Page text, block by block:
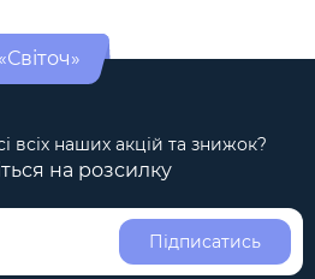
всіх наших акцій та знижок?
на розсилку
Підписатись